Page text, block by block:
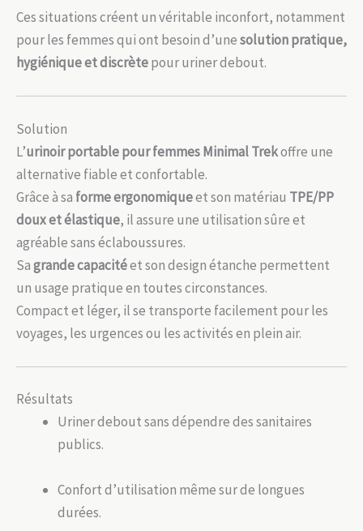
Ces situations créent un véritable inconfort, notamment
pour les femmes qui ont besoin d’unesolution pratique,
hygiénique et discrètepour uriner debout.
Solution
L’urinoir portable pour femmes Minimal Trekoffre une
alternative fiable et confortable.
Grâce à sa forme ergonomiqueet son matériau TPE/PP
doux et élastique, il assure une utilisation sûre et
agréable sans éclaboussures.
Sagrande capacitéet son design étanche permettent
un usage pratique en toutes circonstances.
Compact et léger, il se transporte facilement pour les
voyages, les urgences ou les activités en plein air.
Résultats
Uriner debout sans dépendre des sanitaires
publics.
Confort d’utilisation même sur de longues
durées.